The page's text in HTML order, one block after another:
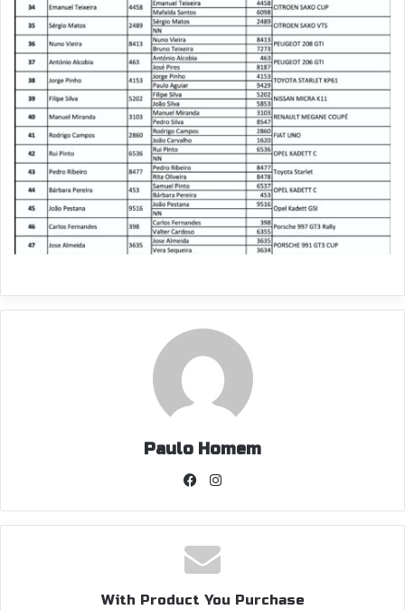
Paulo Homem
Facebook
With Product You Purchase